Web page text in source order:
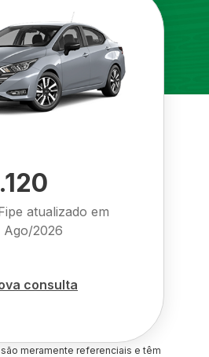
atualizado em
Ago/2026
consulta
meramente referenciais e têm